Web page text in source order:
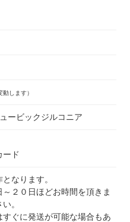
動します）
ービックジルコニア
ード
なります。
２０日ほどお時間を頂きま
。
ぐに発送が可能な場合もあ